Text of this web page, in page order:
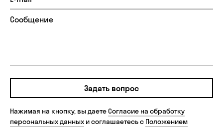
Задать вопрос
Нажимая на кнопку, вы даетеСогласие на обработку
персональных данных и соглашаетесь с Положением